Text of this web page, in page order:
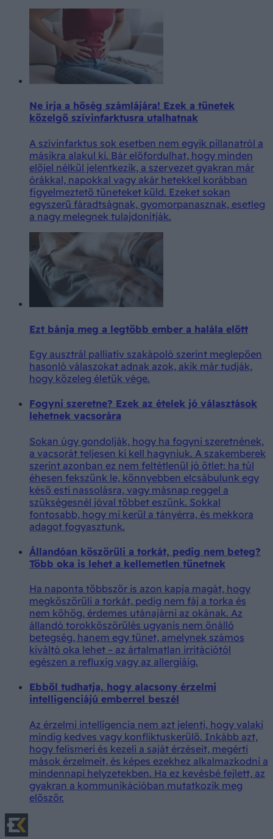
Ne írja a hőség számlájára! Ezek a tünetek
közelgő szívinfarktusra utalhatnak
A szívinfarktus sok esetben nem egyik pillanatról a
másikra alakul ki. Bár előfordulhat, hogy minden
előjel nélkül jelentkezik, a szervezet gyakran már
órákkal, napokkal vagy akár hetekkel korábban
figyelmeztető tüneteket küld. Ezeket sokan
egyszerű fáradtságnak, gyomorpanasznak, esetleg
a nagy melegnek tulajdonítják.
Ezt bánja meg a legtöbb ember a halála előtt
Egy ausztrál palliatív szakápoló szerint meglepően
hasonló válaszokat adnak azok, akik már tudják,
hogy közeleg életük vége.
Fogyni szeretne? Ezek az ételek jó választások
lehetnek vacsorára
Sokan úgy gondolják, hogy ha fogyni szeretnének,
a vacsorát teljesen ki kell hagyniuk. A szakemberek
szerint azonban ez nem feltétlenül jó ötlet: ha túl
éhesen fekszünk le, könnyebben elcsábulunk egy
késő esti nassolásra, vagy másnap reggel a
szükségesnél jóval többet eszünk. Sokkal
fontosabb, hogy mi kerül a tányérra, és mekkora
adagot fogyasztunk.
Állandóan köszörüli a torkát, pedig nem beteg?
Több oka is lehet a kellemetlen tünetnek
Ha naponta többször is azon kapja magát, hogy
megköszörüli a torkát, pedig nem fáj a torka és
nem köhög, érdemes utánajárni az okának. Az
állandó torokköszörülés ugyanis nem önálló
betegség, hanem egy tünet, amelynek számos
kiváltó oka lehet – az ártalmatlan irritációtól
egészen a refluxig vagy az allergiáig.
Ebből tudhatja, hogy alacsony érzelmi
intelligenciájú emberrel beszél
Az érzelmi intelligencia nem azt jelenti, hogy valaki
mindig kedves vagy konfliktuskerülő. Inkább azt,
hogy felismeri és kezeli a saját érzéseit, megérti
mások érzelmeit, és képes ezekhez alkalmazkodni a
mindennapi helyzetekben. Ha ez kevésbé fejlett, az
gyakran a kommunikációban mutatkozik meg
először.